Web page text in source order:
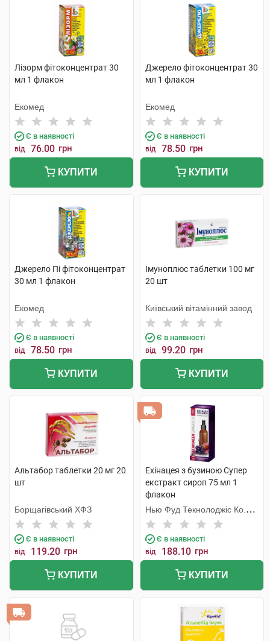
Лізорм фітоконцентрат 30
мл 1 флакон
Екомед
Є в наявності
від 76.00 грн
КУПИТИ
Джерело фітоконцентрат 30
мл 1 флакон
Екомед
Є в наявності
від 78.50 грн
КУПИТИ
Джерело Пі фітоконцентрат
30 мл 1 флакон
Екомед
Є в наявності
від 78.50 грн
КУПИТИ
Імуноплюс таблетки 100 мг
20 шт
Київський вітамінний завод
Є в наявності
від 99.20 грн
КУПИТИ
Альтабор таблетки 20 мг 20
шт
Борщагівський ХФЗ
Є в наявності
від 119.20 грн
КУПИТИ
Ехінацея з бузиною Супер
екстракт сироп 75 мл 1
флакон
Нью Фуд Текнолоджіс Ко.
Лтд
Є в наявності
від 188.10 грн
КУПИТИ